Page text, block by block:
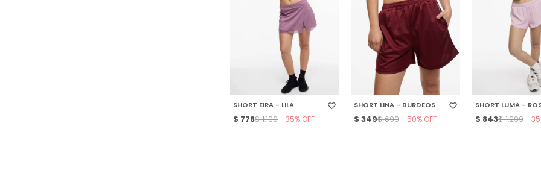
SELECCIONAR TALLE
SHORT EIRA - LILA
$ 778$ 1.199 35
SELECCIONAR TALLE
SHORT LINA - BURDEOS
$ 349$ 699 50
SELECCIONAR
SHORT LUMA -
$ 843$ 1.299 35